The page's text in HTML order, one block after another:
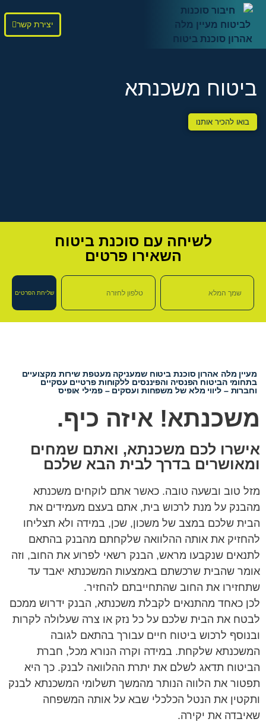
יצירת קשר
ביטוח משכנתא
בואו להכיר אותנו
לשיחה עם סוכנת ביטוח
השאירו פרטים
שליחת הפרטים
מעיין מלה אהרון סוכנת ביטוח שמעניקה מעטפת שירות מקצועיים
בתחומי הביטוח הפנסיה והפיננסים ללקוחות פרטיים עסקיים
וחברות – ליווי מלא של משפחות ועסקים – פמילי אופיס
משכנתא! איזה כיף.
אישרו לכם משכנתא, ואתם שמחים
ומאושרים בדרך לבית הבא שלכם
מזל טוב ובשעה טובה. כאשר אתם לוקחים משכנתא
מהבנק על מנת לרכוש בית, אתם בעצם מעמידים את
הבית שלכם במצב של משכון, שכן, במידה ולא תצליחו
להחזיק את אותה ההלוואה שלקחתם מהבנק בהתאם
לתנאים שנקבעו מראש, הבנק רשאי לפרוע את החוב, וזה
אומר שהבית שרכשתם באמצעות המשכנתא יאבד עד
שתחזירו את החוב שהתחייבתם להחזיר.
לכן כאחד מהתנאים לקבלת משכנתא, הבנק ידרוש ממכם
לבטח את הבית שלכם על כל נזק או צרה שעלולה לקרות
ובנוסף לרכוש ביטוח חיים עבורך בהתאם לגובה
המשכנתא שלקחת. במידה וקרה הנורא מכל, חברת
הביטוח תדאג לשלם את יתרת ההלוואה לבנק. כך היא
תפטור את הלווה הנותר מהמשך תשלומי המשכנתא לבנק
ותקטין את הנטל הכלכלי שבא על אותה המשפחה
שאיבדה את יקירה.